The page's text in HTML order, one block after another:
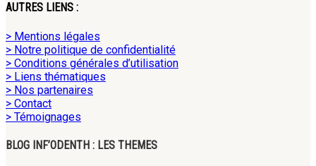
AUTRES LIENS :
> Mentions légales
> Notre politique de confidentialité
> Conditions générales d’utilisation
> Liens thématiques
> Nos partenaires
> Contact
> Témoignages
BLOG INF’ODENTH : LES THEMES